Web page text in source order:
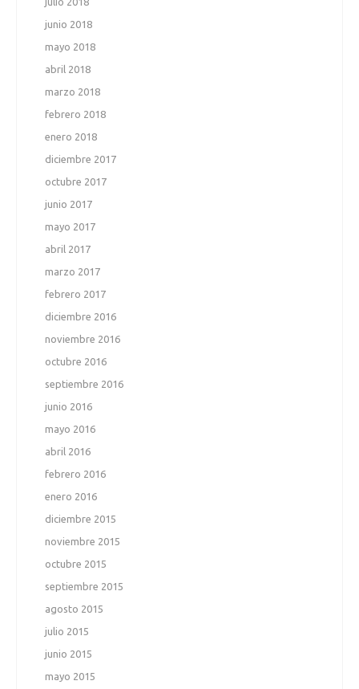
junio 2018
mayo 2018
abril 2018
marzo 2018
febrero 2018
enero 2018
diciembre 2017
octubre 2017
junio 2017
mayo 2017
abril 2017
marzo 2017
febrero 2017
diciembre 2016
noviembre 2016
octubre 2016
septiembre 2016
junio 2016
mayo 2016
abril 2016
febrero 2016
enero 2016
diciembre 2015
noviembre 2015
octubre 2015
septiembre 2015
agosto 2015
julio 2015
junio 2015
mayo 2015